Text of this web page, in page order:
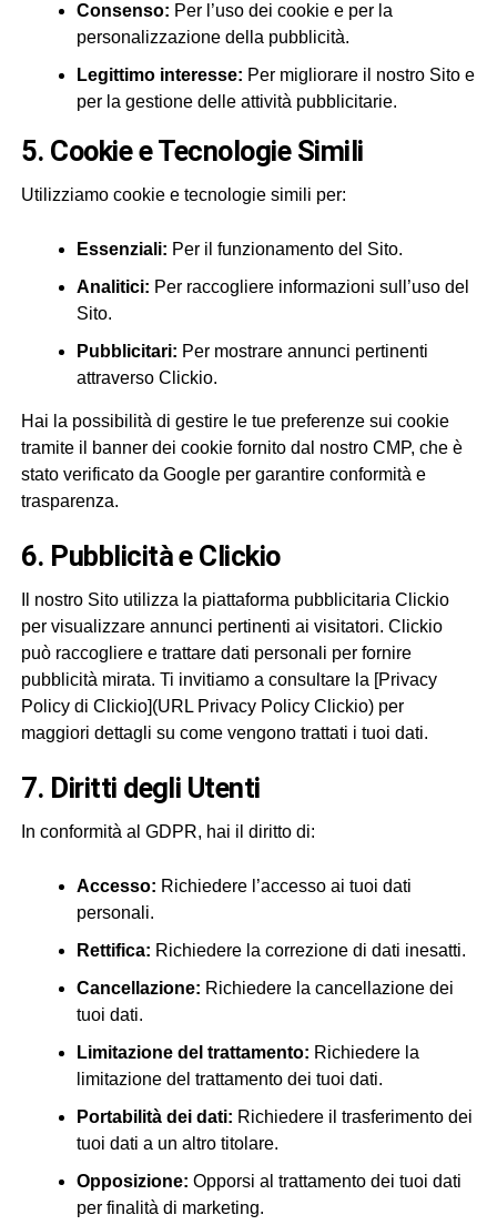
Consenso: Per l’uso dei cookie e per la
personalizzazione della pubblicità.
Legittimo interesse: Per migliorare il nostro Sito e
per la gestione delle attività pubblicitarie.
5. Cookie e Tecnologie Simili
Utilizziamo cookie e tecnologie simili per:
Essenziali: Per il funzionamento del Sito.
Analitici: Per raccogliere informazioni sull’uso del
Sito.
Pubblicitari: Per mostrare annunci pertinenti
attraverso Clickio.
Hai la possibilità di gestire le tue preferenze sui cookie
tramite il banner dei cookie fornito dal nostro CMP, che è
stato verificato da Google per garantire conformità e
trasparenza.
6. Pubblicità e Clickio
Il nostro Sito utilizza la piattaforma pubblicitaria Clickio
per visualizzare annunci pertinenti ai visitatori. Clickio
può raccogliere e trattare dati personali per fornire
pubblicità mirata. Ti invitiamo a consultare la [Privacy
Policy di Clickio](URL Privacy Policy Clickio) per
maggiori dettagli su come vengono trattati i tuoi dati.
7. Diritti degli Utenti
In conformità al GDPR, hai il diritto di:
Accesso: Richiedere l’accesso ai tuoi dati
personali.
Rettifica: Richiedere la correzione di dati inesatti.
Cancellazione: Richiedere la cancellazione dei
tuoi dati.
Limitazione del trattamento: Richiedere la
limitazione del trattamento dei tuoi dati.
Portabilità dei dati: Richiedere il trasferimento dei
tuoi dati a un altro titolare.
Opposizione: Opporsi al trattamento dei tuoi dati
per finalità di marketing.